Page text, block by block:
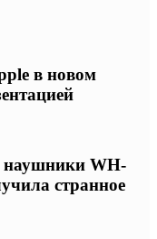
в новом
наушники WH-
странное